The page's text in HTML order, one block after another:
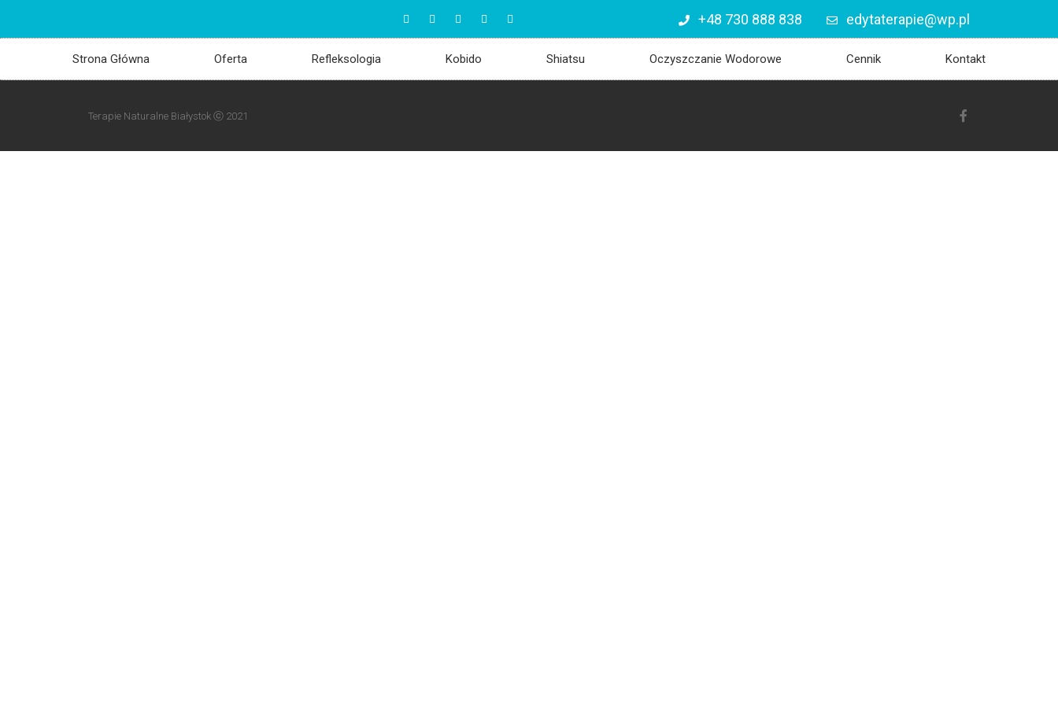
+48 730 888 838 edytaterapie@wp.pl
Strona Główna Oferta Refleksologia Kobido Shiatsu Oczyszczanie Wodorowe Cennik Kontakt
Terapie Naturalne Białystok ⓒ 2021